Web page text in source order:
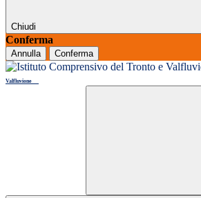
Chiudi
Conferma
Annulla Conferma
Valfluvione